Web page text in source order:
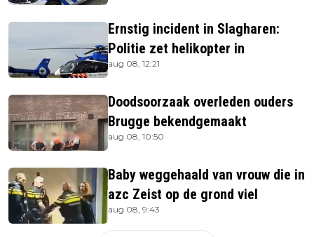
Ernstig incident in Slagharen:
Politie zet helikopter in
aug 08, 12:21
Doodsoorzaak overleden ouders
Brugge bekendgemaakt
aug 08, 10:50
Baby weggehaald van vrouw die in
azc Zeist op de grond viel
aug 08, 9:43